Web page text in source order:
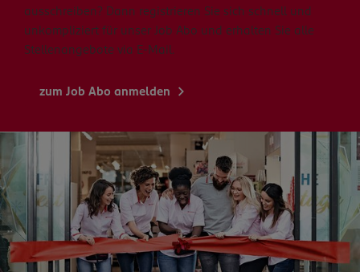
ausschreiben? Dann registrieren Sie sich schnell und
unkompliziert für unser Job Abo und erhalten Sie alle
Stellenangebote via E-Mail.
zum Job Abo anmelden